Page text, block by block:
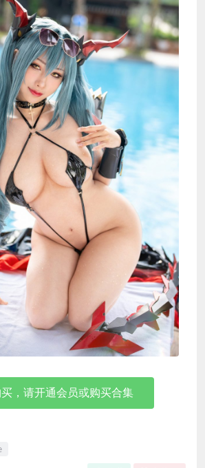
，请开通会员或购买合集